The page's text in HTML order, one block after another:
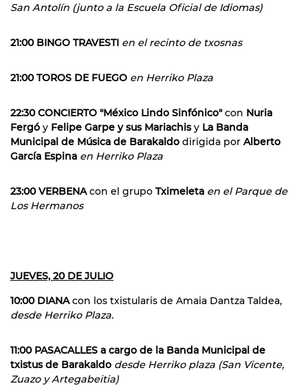
San Antolín (junto a la Escuela Oficial de Idiomas)
21:00 BINGO TRAVESTI en el recinto de txosnas
21:00 TOROS DE FUEGO en Herriko Plaza
22:30 CONCIERTO "México Lindo Sinfónico"con Nuria
Fergó y Felipe Garpe y sus Mariachisy La Banda
Municipal de Música de Barakaldo dirigida por Alberto
García Espina en Herriko Plaza
23:00 VERBENAcon el grupo Tximeleta en el Parque de
Los Hermanos
JUEVES, 20 DE JULIO
10:00 DIANAcon los txistularis de Amaia Dantza Taldea,
desde Herriko Plaza.
11:00 PASACALLES a cargo de la Banda Municipal de
txistus de Barakaldo desde Herriko plaza (San Vicente,
Zuazo y Artegabeitia)